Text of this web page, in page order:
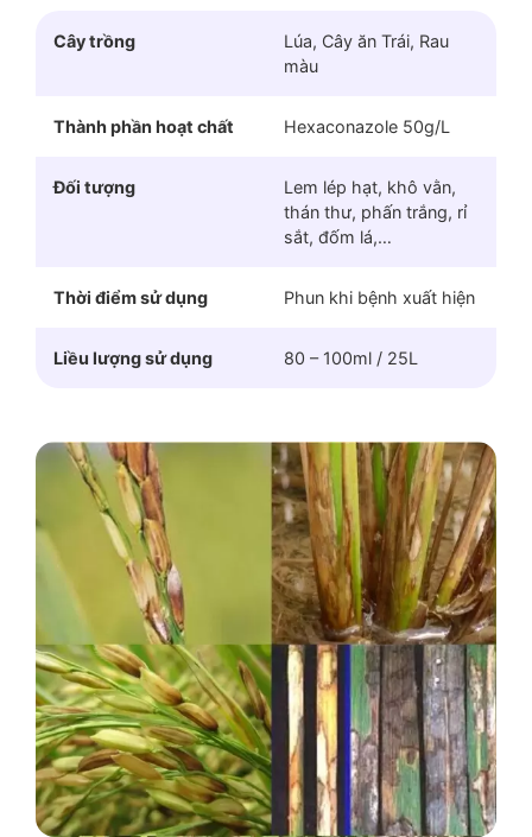
Cây trồng
Lúa, Cây ăn Trái, Rau
màu
Thành phần hoạt chất Hexaconazole 50g/L
Đối tượng
Lem lép hạt, khô vằn,
thán thư, phấn trắng, rỉ
sắt, đốm lá,…
Thời điểm sử dụng Phun khi bệnh xuất hiện
Liều lượng sử dụng 80 – 100ml / 25L